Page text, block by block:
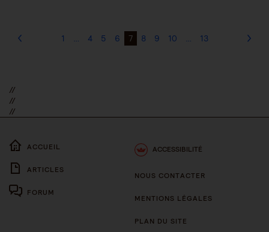
1 … 4 5 6 7 8 9 10 … 13
//
//
//
ACCUEIL
ARTICLES
FORUM
ACCESSIBILITÉ
NOUS CONTACTER
MENTIONS LÉGALES
PLAN DU SITE